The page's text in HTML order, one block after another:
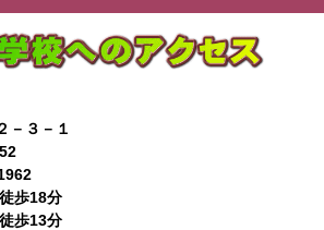
－３－１
歩18分
歩13分